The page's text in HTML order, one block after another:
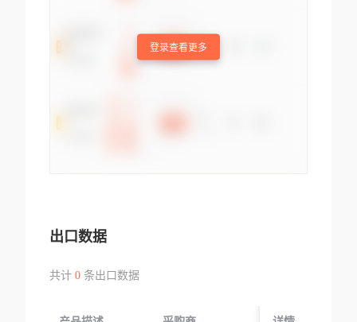
登录查看更多
出口数据
共计 0条出口数据